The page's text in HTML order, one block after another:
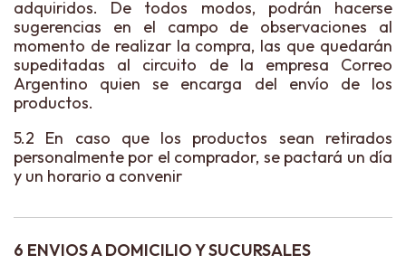
adquiridos. De todos modos, podrán hacerse
sugerencias en el campo de observaciones al
momento de realizar la compra, las que quedarán
supeditadas al circuito de la empresa Correo
Argentino quien se encarga del envío de los
productos.
5.2 En caso que los productos sean retirados
personalmente por el comprador, se pactará un día
y un horario a convenir
6 ENVIOS A DOMICILIO Y SUCURSALES